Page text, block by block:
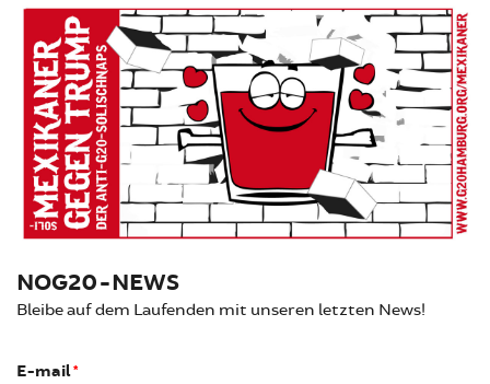
NOG20-NEWS
Bleibe auf dem Laufenden mit unseren letzten News!
E-mail*